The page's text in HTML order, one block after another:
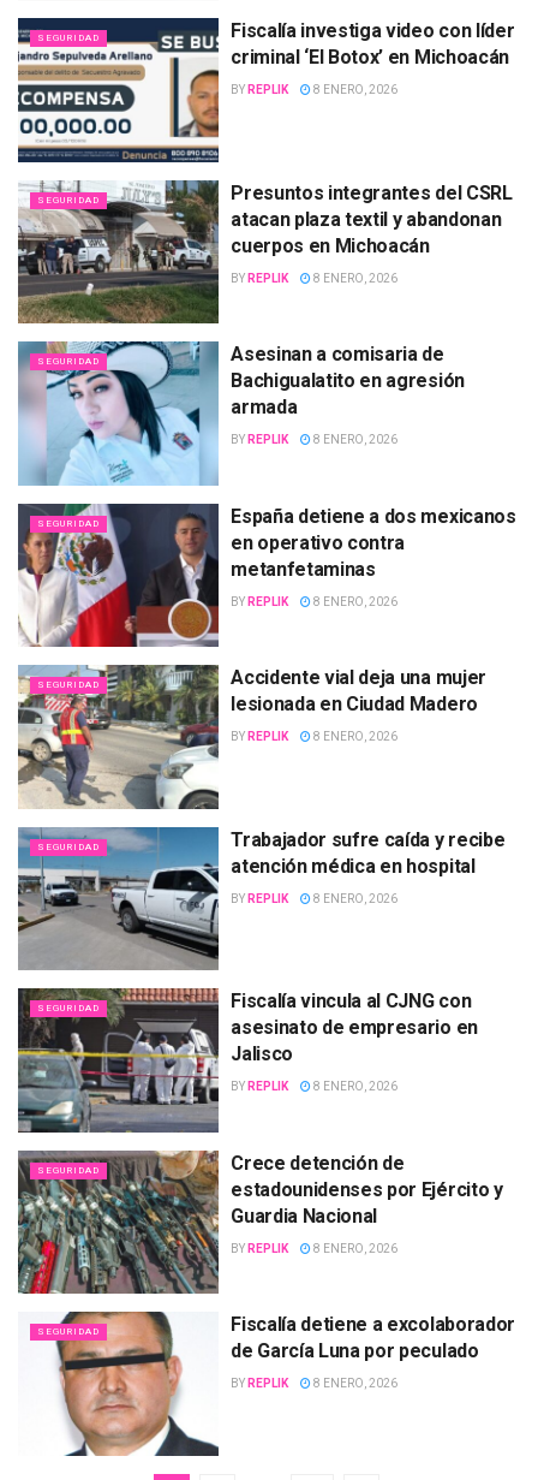
SEGURIDAD
Fiscalía investiga video con líder
criminal ‘El Botox’ en Michoacán
BY REPLIK 8 ENERO, 2026
SEGURIDAD
Presuntos integrantes del CSRL
atacan plaza textil y abandonan
cuerpos en Michoacán
BY REPLIK 8 ENERO, 2026
SEGURIDAD
Asesinan a comisaria de
Bachigualatito en agresión
armada
BY REPLIK 8 ENERO, 2026
SEGURIDAD
España detiene a dos mexicanos
en operativo contra
metanfetaminas
BY REPLIK 8 ENERO, 2026
SEGURIDAD
Accidente vial deja una mujer
lesionada en Ciudad Madero
BY REPLIK 8 ENERO, 2026
SEGURIDAD
Trabajador sufre caída y recibe
atención médica en hospital
BY REPLIK 8 ENERO, 2026
SEGURIDAD
Fiscalía vincula al CJNG con
asesinato de empresario en
Jalisco
BY REPLIK 8 ENERO, 2026
SEGURIDAD
Crece detención de
estadounidenses por Ejército y
Guardia Nacional
BY REPLIK 8 ENERO, 2026
SEGURIDAD
Fiscalía detiene a excolaborador
de García Luna por peculado
BY REPLIK 8 ENERO, 2026